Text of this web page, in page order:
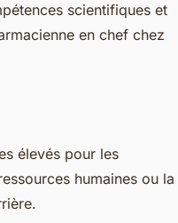
scientifiques et
en chef chez
élevés pour les
humaines ou la